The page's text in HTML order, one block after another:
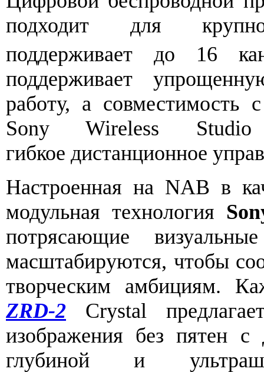
подходит для
поддерживает до 16
поддерживает
работу, а совместимость
Sony Wireless
гибкое дистанционное
Настроенная на NAB в
модульная технология
потрясающие
масштабируются, чтобы
творческим амбициям.
ZRD-2 Crystal
изображения без пятен с
глубиной и